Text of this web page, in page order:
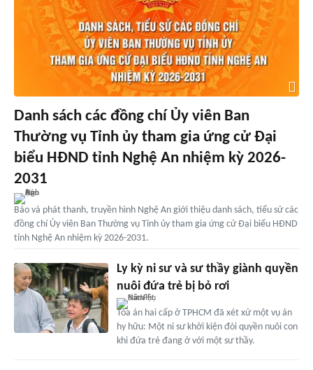
Danh sách các đồng chí Ủy viên Ban
Thường vụ Tỉnh ủy tham gia ứng cử Đại
biểu HĐND tỉnh Nghệ An nhiệm kỳ 2026-
2031
Báo và phát thanh, truyền hình Nghệ An giới thiệu danh sách, tiểu sử các
đồng chí Ủy viên Ban Thường vụ Tỉnh ủy tham gia ứng cử Đại biểu HĐND
tỉnh Nghệ An nhiệm kỳ 2026-2031.
Ly kỳ ni sư và sư thầy giành quyền
nuôi đứa trẻ bị bỏ rơi
Tòa án hai cấp ở TPHCM đã xét xử một vụ án
hy hữu: Một ni sư khởi kiện đòi quyền nuôi con
khi đứa trẻ đang ở với một sư thầy.